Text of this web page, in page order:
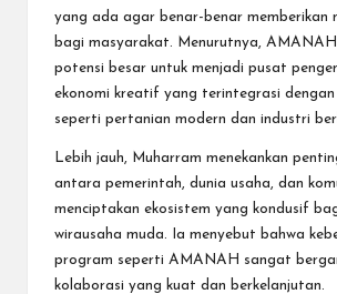
yang ada agar benar-benar
bagi masyarakat. Menurutnya, AMANAH
potensi besar untuk menjadi pusat
ekonomi kreatif yang terintegrasi dengan
seperti pertanian modern dan industri
Lebih jauh, Muharram menekankan
antara pemerintah, dunia usaha, dan
menciptakan ekosistem yang kondusif
wirausaha muda. Ia menyebut bahwa
program seperti AMANAH sangat
kolaborasi yang kuat dan berkelanjutan.